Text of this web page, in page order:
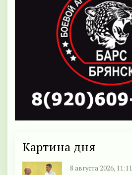
Картина дня
8 августа 2026, 11:11